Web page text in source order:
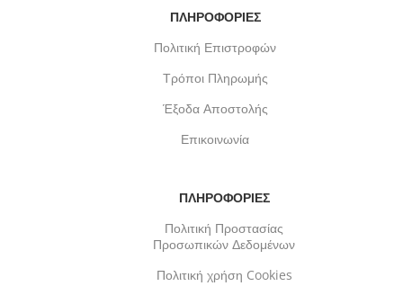
ΠΛΗΡΟΦΟΡΙΕΣ
Πολιτική Επιστροφών
Τρόποι Πληρωμής
Έξοδα Αποστολής
Επικοινωνία
ΠΛΗΡΟΦΟΡΙΕΣ
Πολιτική Προστασίας
Προσωπικών Δεδομένων
Πολιτική χρήση Cookies